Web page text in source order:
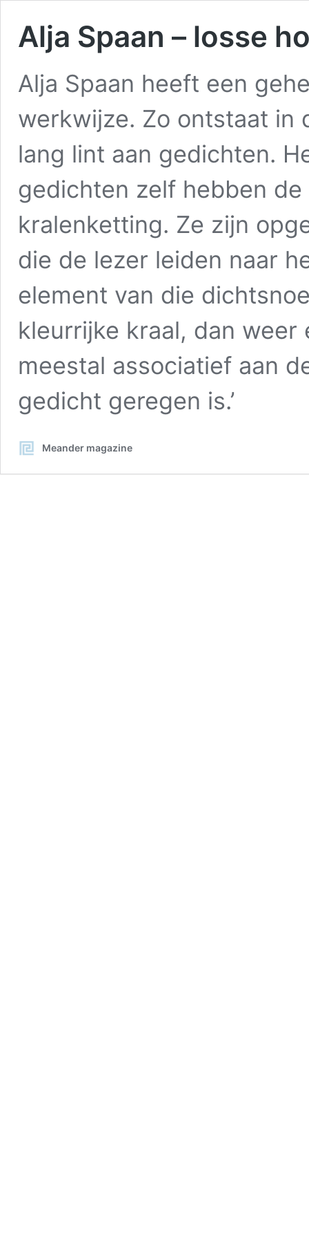
Alja Spaan – losse
Alja Spaan heeft een
werkwijze. Zo ontstaat in
lang lint aan gedichten.
gedichten zelf hebben
kralenketting. Ze zijn
die de lezer leiden naar
element van die
kleurrijke kraal, dan weer
meestal associatief aan
gedicht geregen is.’
Meander magazine